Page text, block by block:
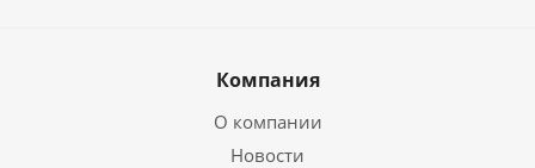
Компания
О компании
Новости